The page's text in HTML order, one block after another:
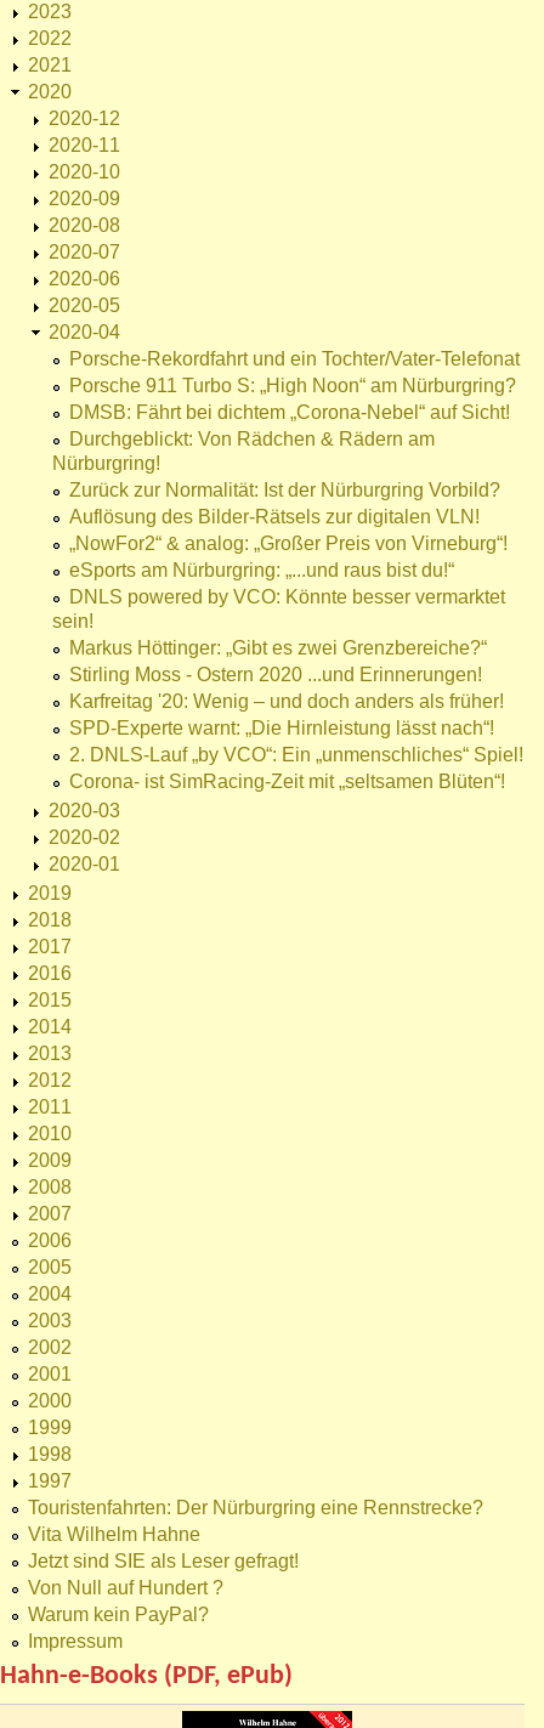
2023
2022
2021
2020
2020-12
2020-11
2020-10
2020-09
2020-08
2020-07
2020-06
2020-05
2020-04
Porsche-Rekordfahrt und ein Tochter/Vater-Telefonat
Porsche 911 Turbo S: „High Noon“ am Nürburgring?
DMSB: Fährt bei dichtem „Corona-Nebel“ auf Sicht!
Durchgeblickt: Von Rädchen & Rädern am
Nürburgring!
Zurück zur Normalität: Ist der Nürburgring Vorbild?
Auflösung des Bilder-Rätsels zur digitalen VLN!
„NowFor2“ & analog: „Großer Preis von Virneburg“!
eSports am Nürburgring: „...und raus bist du!“
DNLS powered by VCO: Könnte besser vermarktet
sein!
Markus Höttinger: „Gibt es zwei Grenzbereiche?“
Stirling Moss - Ostern 2020 ...und Erinnerungen!
Karfreitag '20: Wenig – und doch anders als früher!
SPD-Experte warnt: „Die Hirnleistung lässt nach“!
2. DNLS-Lauf „by VCO“: Ein „unmenschliches“ Spiel!
Corona- ist SimRacing-Zeit mit „seltsamen Blüten“!
2020-03
2020-02
2020-01
2019
2018
2017
2016
2015
2014
2013
2012
2011
2010
2009
2008
2007
2006
2005
2004
2003
2002
2001
2000
1999
1998
1997
Touristenfahrten: Der Nürburgring eine Rennstrecke?
Vita Wilhelm Hahne
Jetzt sind SIE als Leser gefragt!
Von Null auf Hundert ?
Warum kein PayPal?
Impressum
Hahn-e-Books (PDF, ePub)